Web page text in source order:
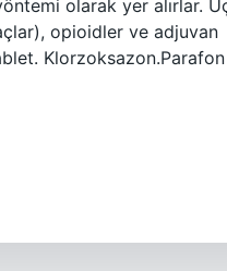
olarak yer alırlar.
opioidler ve adjuvan
Klorzoksazon.Parafon